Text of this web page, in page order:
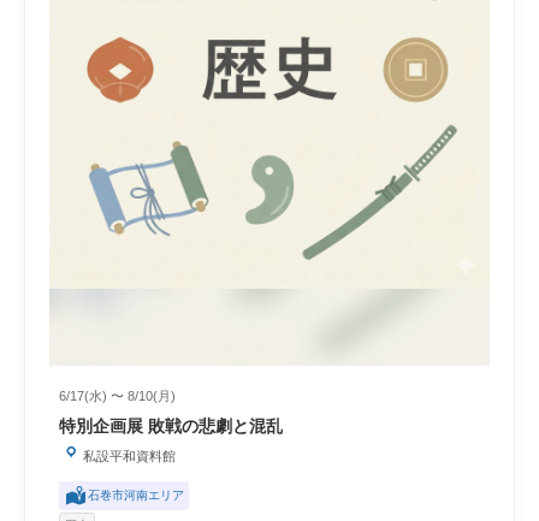
6/17(水) 〜 8/10(月)
特別企画展 敗戦の悲劇と混乱
私設平和資料館
石巻市河南エリア